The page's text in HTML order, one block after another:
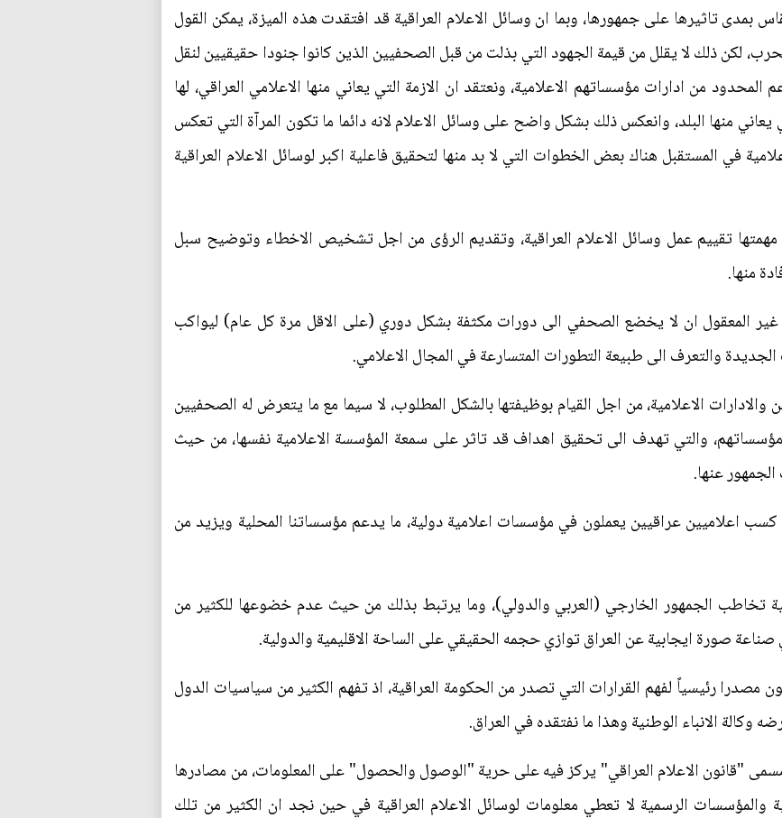
بمدى تاثيرها على جمهورها، وبما ان وسائل الاعلام العراقية قد افتقدت هذه الميزة، يمكن القول
لكن ذلك لا يقلل من قيمة الجهود التي بذلت من قبل الصحفيين الذين كانوا جنودا حقيقيين لنقل
من ادارات مؤسساتهم الاعلامية، ونعتقد ان الازمة التي يعاني منها الاعلامي العراقي، لها
يعاني منها البلد، وانعكس ذلك بشكل واضح على وسائل الاعلام لانه دائما ما تكون المرآة التي تعكس
في المستقبل هناك بعض الخطوات التي لا بد منها لتحقيق فاعلية اكبر لوسائل الاعلام العراقية
مهمتها تقييم عمل وسائل الاعلام العراقية، وتقديم الرؤى من اجل تشخيص الاخطاء وتوضيح سبل
منها.
غير المعقول ان لا يخضع الصحفي الى دورات مكثفة بشكل دوري (على الاقل مرة كل عام) ليواكب
والتعرف الى طبيعة التطورات المتسارعة في المجال الاعلامي.
الاعلامية، من اجل القيام بوظيفتها بالشكل المطلوب، لا سيما مع ما يتعرض له الصحفيين
والتي تهدف الى تحقيق اهداف قد تاثر على سمعة المؤسسة الاعلامية نفسها، من حيث
عنها.
كسب اعلاميين عراقيين يعملون في مؤسسات اعلامية دولية، ما يدعم مؤسساتنا المحلية ويزيد من
تخاطب الجمهور الخارجي (العربي والدولي)، وما يرتبط بذلك من حيث عدم خضوعها للكثير من
صناعة صورة ايجابية عن العراق توازي حجمه الحقيقي على الساحة الاقليمية والدولية.
مصدرا رئيسياً لفهم القرارات التي تصدر من الحكومة العراقية، اذ تفهم الكثير من سياسيات الدول
الانباء الوطنية وهذا ما نفتقده في العراق.
"قانون الاعلام العراقي" يركز فيه على حرية "الوصول والحصول" على المعلومات، من مصادرها
والمؤسسات الرسمية لا تعطي معلومات لوسائل الاعلام العراقية في حين نجد ان الكثير من تلك